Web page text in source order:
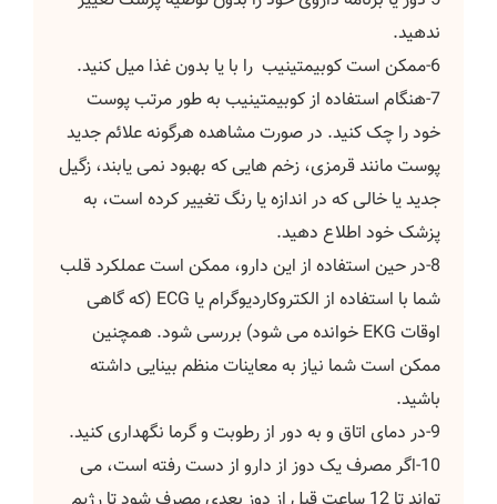
ندهید.
7-هنگام استفاده از کوبیمتینیب به طور مرتب پوست
خود را چک کنید. در صورت مشاهده هرگونه علائم جدید
پوست مانند قرمزی، زخم هایی که بهبود نمی یابند، زگیل
جدید یا خالی که در اندازه یا رنگ تغییر کرده است، به
پزشک خود اطلاع دهید.
8-در حین استفاده از این دارو، ممکن است عملکرد قلب
شما با استفاده از الکتروکاردیوگرام یا ECG (که گاهی
اوقات EKG خوانده می شود) بررسی شود. همچنین
ممکن است شما نیاز به معاینات منظم بینایی داشته
باشید.
10-اگر مصرف یک دوز از دارو از دست رفته است، می